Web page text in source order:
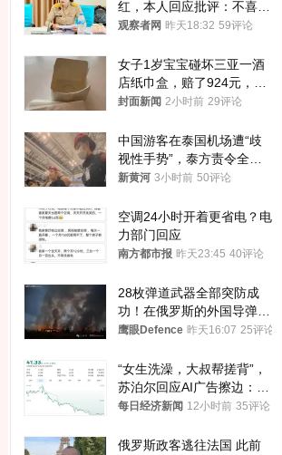
红，本人回应批评：不喜欢
就别看
观察者网 昨天18:32 59评论
女子1岁宝宝碰坏三亚一酒
店纸巾盒，赔了924元，发
帖吐槽后酒店退还一半的
封面新闻 2小时前 29评论
中国游客在泰国机场遭“歧
视性手势”，泰方责令全面
调查，对责任人采取最严厉
新黄河 3小时前 50评论
空调24小时开着更省电？电
力部门回应
南方都市报 昨天23:45 40评论
28枚弹道武器全部突防成
功！在俄罗斯的外国导弹发
射车都是合法打击目标
鹰眼Defence 昨天16:07 25评论
“女生洗澡，大叔帮搓背”，
苏泊尔回应AI广告擦边：视
频全下架，已强化内容管理
每日经济新闻 12小时前 35评论
俄罗斯政客逃往法国 此前